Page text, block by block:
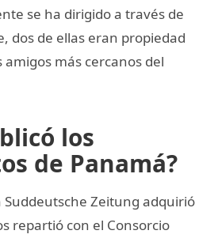
se ha dirigido a través de
dos de ellas eran propiedad
más cercanos del
los
de Panamá?
Suddeutsche Zeitung adquirió
repartió con el Consorcio